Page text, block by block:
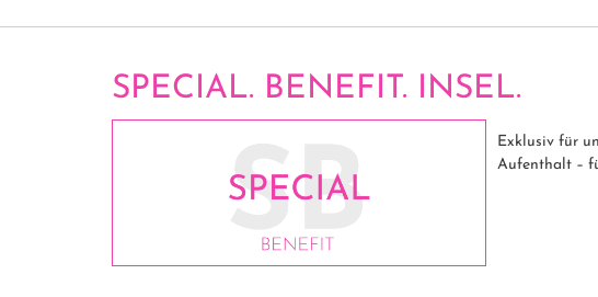
SPECIAL. BENEFIT. INSEL.
Exklusiv für
Aufenthalt –